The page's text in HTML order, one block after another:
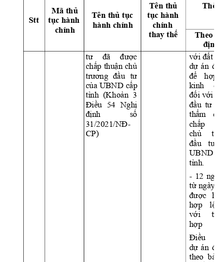
Stt
Mã thủ
tục hành
chính
Tên thủ tục
hành chính
Tên thủ
tục hành
chính
thay thế
Thờ
Theo
định
tư
đã được
chấp thuận chủ
trương đầu tư
của UBND cấp
tỉnh (Khoản 3
Điều 54 Nghị
định
số
31/2021/NĐ-
CP)
với đất
dự án
để
hợp
kinh
đối với
đầu tư
thẩm
chấp
chủ
đầu
tư
UBND
tỉnh.
- 12
từ ngày
được
hợp
lệ
với
hợp
Điều
dự án
theo  bản